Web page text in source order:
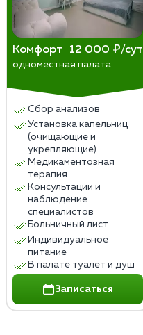
Комфорт 12 000 ₽/сут
одноместная палата
Сбор анализов
Установка капельниц
(очищающие и
укрепляющие)
Медикаментозная
терапия
Консультации и
наблюдение
специалистов
Больничный лист
Индивидуальное
питание
В палате туалет и душ
Записаться